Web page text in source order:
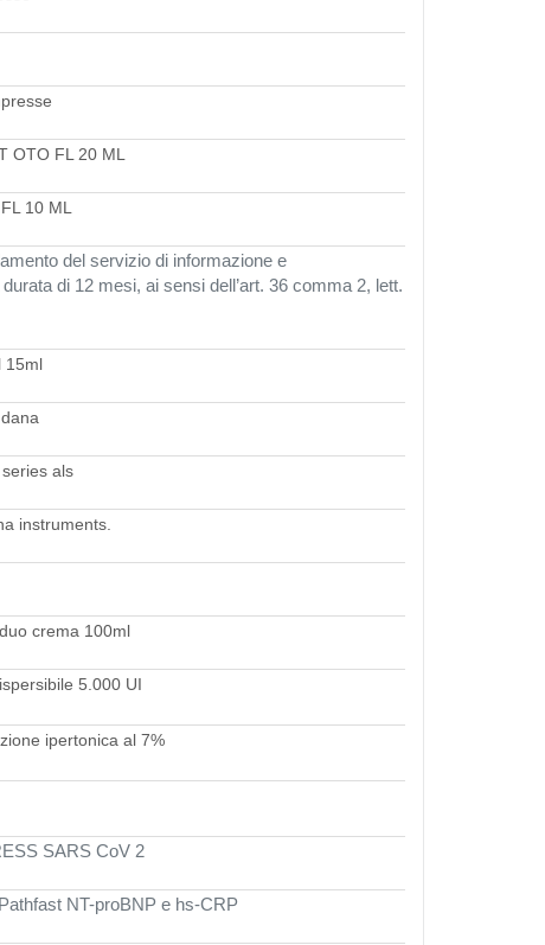
OTO FL 20 ML
10 ML
del servizio di informazione e
di 12 mesi, ai sensi dell’art. 36 comma 2, lett.
15ml
als
instruments.
crema 100ml
5.000 UI
ipertonica al 7%
SARS CoV 2
NT-proBNP e hs-CRP